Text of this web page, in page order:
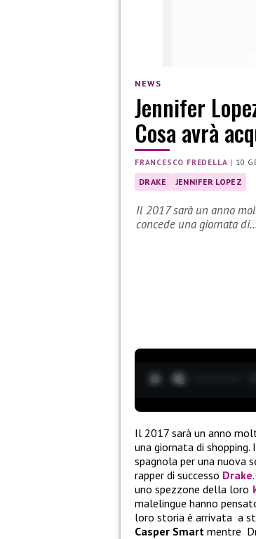
NEWS
Jennifer
Cosa avrà
FRANCESCO FREDELLA | 10
DRAKE JENNIFER LOPEZ
Il 2017 sarà un anno
concede una giornata
Il 2017 sarà un anno
una giornata di
spagnola per una nuova
rapper di successo Drake
uno spezzone della loro
malelingue hanno
loro storia è arrivata a
Casper Smart mentre